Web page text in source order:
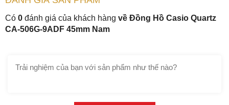
Có 0 đánh giá của khách hàng về Đồng Hồ Casio Quartz
CA-506G-9ADF 45mm Nam